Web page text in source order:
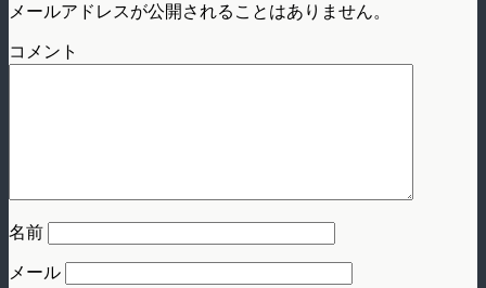
メールアドレスが公開されることはありません。
コメント
名前
メール